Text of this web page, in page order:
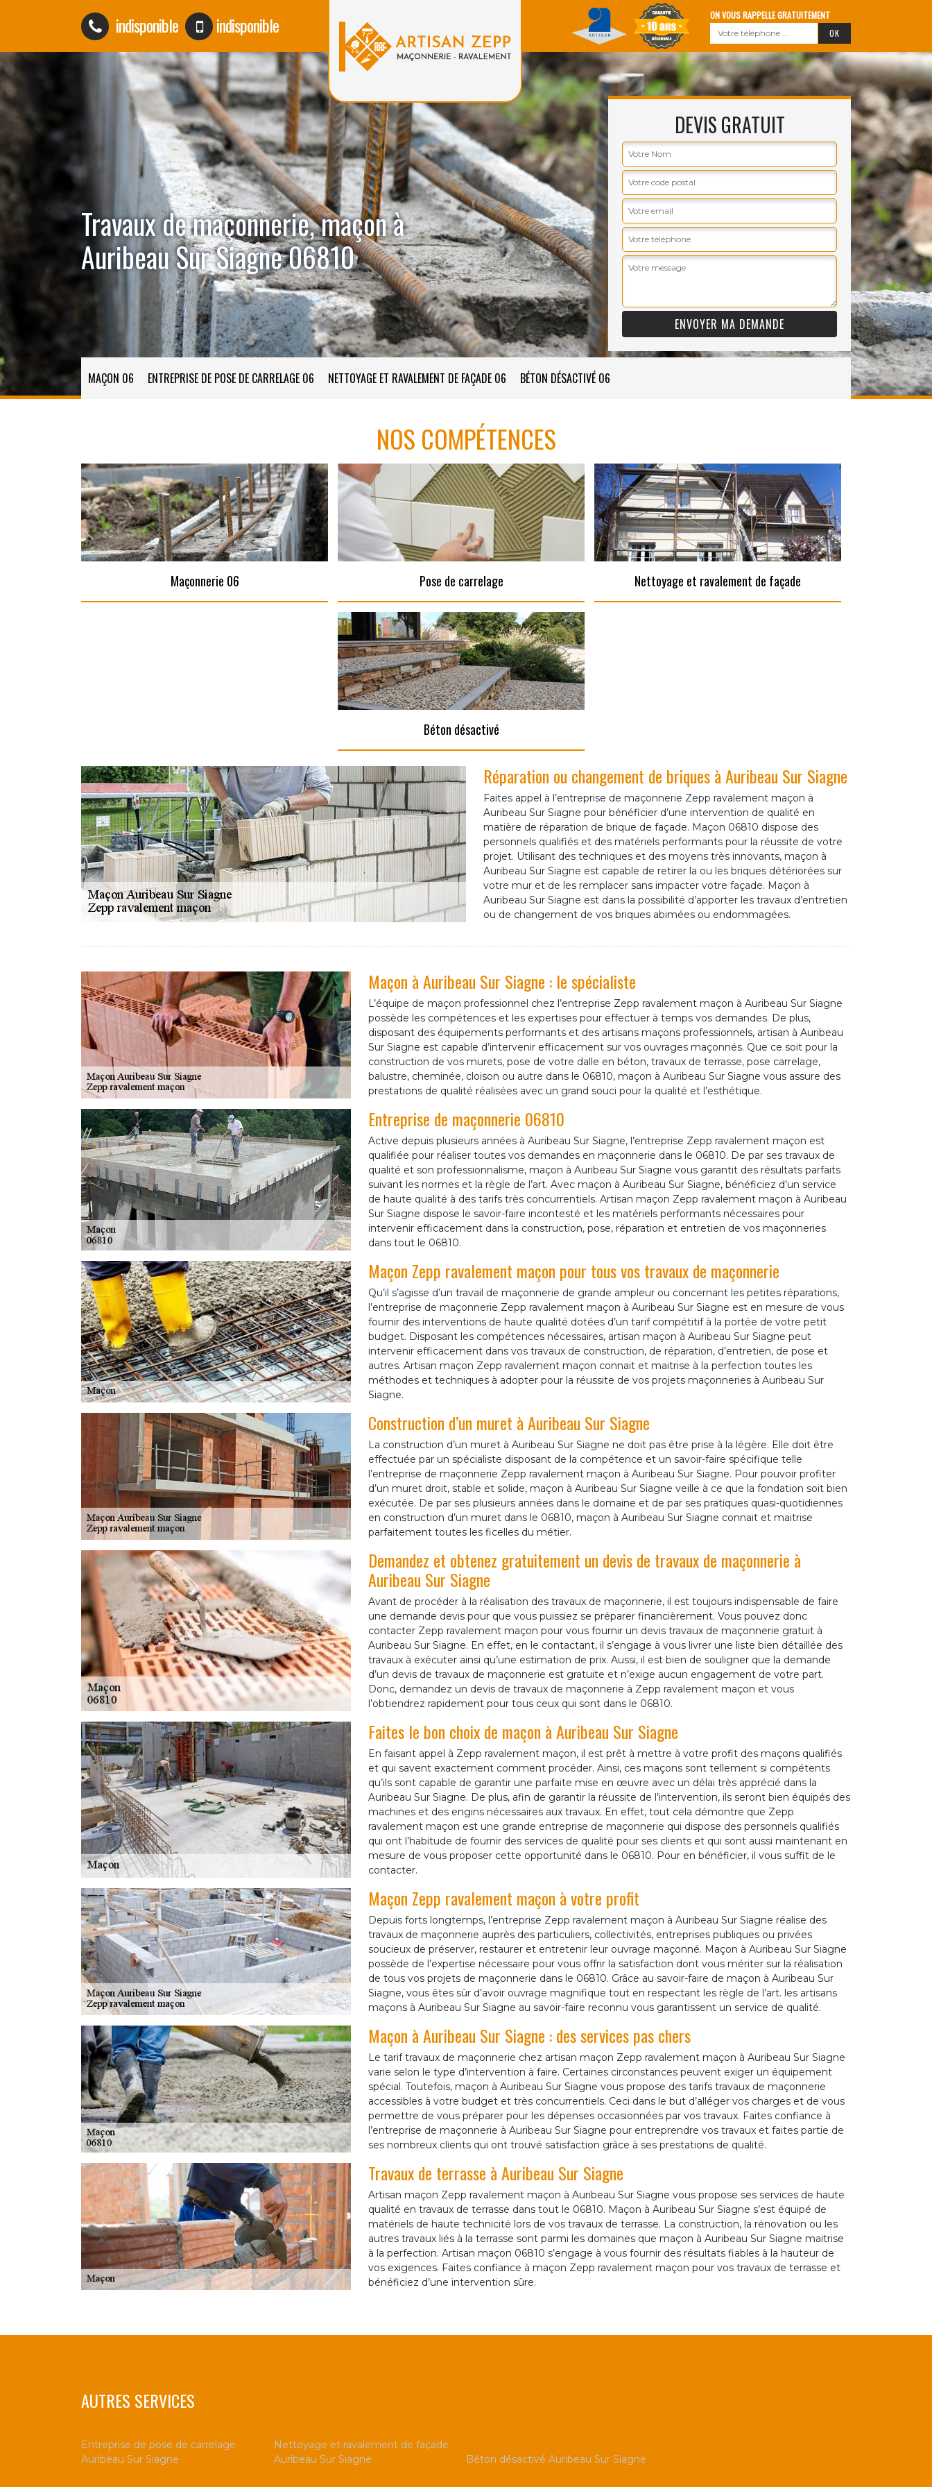
indisponible indisponible ON VOUS RAPPELLE GRATUITEMENT
Travaux de maçonnerie, maçon à
Auribeau Sur Siagne 06810
DEVIS GRATUIT
MAÇON 06 ENTREPRISE DE POSE DE CARRELAGE 06 NETTOYAGE ET RAVALEMENT DE FAÇADE 06 BÉTON DÉSACTIVÉ 06
NOS COMPÉTENCES
Maçonnerie 06 Pose de carrelage Nettoyage et ravalement de façade
Béton désactivé
Réparation ou changement de briques à Auribeau Sur Siagne
Faites appel à l’entreprise de maçonnerie Zepp ravalement maçon à
Auribeau Sur Siagne pour bénéficier d’une intervention de qualité en
matière de réparation de brique de façade. Maçon 06810 dispose des
personnels qualifiés et des matériels performants pour la réussite de votre
projet. Utilisant des techniques et des moyens très innovants, maçon à
Auribeau Sur Siagne est capable de retirer la ou les briques détériorées sur
votre mur et de les remplacer sans impacter votre façade. Maçon à
Auribeau Sur Siagne est dans la possibilité d’apporter les travaux d’entretien
ou de changement de vos briques abimées ou endommagées.
Maçon à Auribeau Sur Siagne : le spécialiste
L’équipe de maçon professionnel chez l’entreprise Zepp ravalement maçon à Auribeau Sur Siagne
possède les compétences et les expertises pour effectuer à temps vos demandes. De plus,
disposant des équipements performants et des artisans maçons professionnels, artisan à Auribeau
Sur Siagne est capable d’intervenir efficacement sur vos ouvrages maçonnés. Que ce soit pour la
construction de vos murets, pose de votre dalle en béton, travaux de terrasse, pose carrelage,
balustre, cheminée, cloison ou autre dans le 06810, maçon à Auribeau Sur Siagne vous assure des
prestations de qualité réalisées avec un grand souci pour la qualité et l’esthétique.
Entreprise de maçonnerie 06810
Active depuis plusieurs années à Auribeau Sur Siagne, l’entreprise Zepp ravalement maçon est
qualifiée pour réaliser toutes vos demandes en maçonnerie dans le 06810. De par ses travaux de
qualité et son professionnalisme, maçon à Auribeau Sur Siagne vous garantit des résultats parfaits
suivant les normes et la règle de l’art. Avec maçon à Auribeau Sur Siagne, bénéficiez d’un service
de haute qualité à des tarifs très concurrentiels. Artisan maçon Zepp ravalement maçon à Auribeau
Sur Siagne dispose le savoir-faire incontesté et les matériels performants nécessaires pour
intervenir efficacement dans la construction, pose, réparation et entretien de vos maçonneries
dans tout le 06810.
Maçon Zepp ravalement maçon pour tous vos travaux de maçonnerie
Qu’il s’agisse d’un travail de maçonnerie de grande ampleur ou concernant les petites réparations,
l’entreprise de maçonnerie Zepp ravalement maçon à Auribeau Sur Siagne est en mesure de vous
fournir des interventions de haute qualité dotées d’un tarif compétitif à la portée de votre petit
budget. Disposant les compétences nécessaires, artisan maçon à Auribeau Sur Siagne peut
intervenir efficacement dans vos travaux de construction, de réparation, d’entretien, de pose et
autres. Artisan maçon Zepp ravalement maçon connait et maitrise à la perfection toutes les
méthodes et techniques à adopter pour la réussite de vos projets maçonneries à Auribeau Sur
Siagne.
Construction d’un muret à Auribeau Sur Siagne
La construction d’un muret à Auribeau Sur Siagne ne doit pas être prise à la légère. Elle doit être
effectuée par un spécialiste disposant de la compétence et un savoir-faire spécifique telle
l’entreprise de maçonnerie Zepp ravalement maçon à Auribeau Sur Siagne. Pour pouvoir profiter
d’un muret droit, stable et solide, maçon à Auribeau Sur Siagne veille à ce que la fondation soit bien
exécutée. De par ses plusieurs années dans le domaine et de par ses pratiques quasi-quotidiennes
en construction d’un muret dans le 06810, maçon à Auribeau Sur Siagne connait et maitrise
parfaitement toutes les ficelles du métier.
Demandez et obtenez gratuitement un devis de travaux de maçonnerie à
Auribeau Sur Siagne
Avant de procéder à la réalisation des travaux de maçonnerie, il est toujours indispensable de faire
une demande devis pour que vous puissiez se préparer financièrement. Vous pouvez donc
contacter Zepp ravalement maçon pour vous fournir un devis travaux de maçonnerie gratuit à
Auribeau Sur Siagne. En effet, en le contactant, il s’engage à vous livrer une liste bien détaillée des
travaux à exécuter ainsi qu’une estimation de prix. Aussi, il est bien de souligner que la demande
d’un devis de travaux de maçonnerie est gratuite et n’exige aucun engagement de votre part.
Donc, demandez un devis de travaux de maçonnerie à Zepp ravalement maçon et vous
l’obtiendrez rapidement pour tous ceux qui sont dans le 06810.
Faites le bon choix de maçon à Auribeau Sur Siagne
En faisant appel à Zepp ravalement maçon, il est prêt à mettre à votre profit des maçons qualifiés
et qui savent exactement comment procéder. Ainsi, ces maçons sont tellement si compétents
qu’ils sont capable de garantir une parfaite mise en œuvre avec un délai très apprécié dans la
Auribeau Sur Siagne. De plus, afin de garantir la réussite de l’intervention, ils seront bien équipés des
machines et des engins nécessaires aux travaux. En effet, tout cela démontre que Zepp
ravalement maçon est une grande entreprise de maçonnerie qui dispose des personnels qualifiés
qui ont l’habitude de fournir des services de qualité pour ses clients et qui sont aussi maintenant en
mesure de vous proposer cette opportunité dans le 06810. Pour en bénéficier, il vous suffit de le
contacter.
Maçon Zepp ravalement maçon à votre profit
Depuis forts longtemps, l’entreprise Zepp ravalement maçon à Auribeau Sur Siagne réalise des
travaux de maçonnerie auprès des particuliers, collectivités, entreprises publiques ou privées
soucieux de préserver, restaurer et entretenir leur ouvrage maçonné. Maçon à Auribeau Sur Siagne
possède de l’expertise nécessaire pour vous offrir la satisfaction dont vous mériter sur la réalisation
de tous vos projets de maçonnerie dans le 06810. Grâce au savoir-faire de maçon à Auribeau Sur
Siagne, vous êtes sûr d’avoir ouvrage magnifique tout en respectant les règle de l’art. les artisans
maçons à Auribeau Sur Siagne au savoir-faire reconnu vous garantissent un service de qualité.
Maçon à Auribeau Sur Siagne : des services pas chers
Le tarif travaux de maçonnerie chez artisan maçon Zepp ravalement maçon à Auribeau Sur Siagne
varie selon le type d’intervention à faire. Certaines circonstances peuvent exiger un équipement
spécial. Toutefois, maçon à Auribeau Sur Siagne vous propose des tarifs travaux de maçonnerie
accessibles à votre budget et très concurrentiels. Ceci dans le but d’alléger vos charges et de vous
permettre de vous préparer pour les dépenses occasionnées par vos travaux. Faites confiance à
l’entreprise de maçonnerie à Auribeau Sur Siagne pour entreprendre vos travaux et faites partie de
ses nombreux clients qui ont trouvé satisfaction grâce à ses prestations de qualité.
Travaux de terrasse à Auribeau Sur Siagne
Artisan maçon Zepp ravalement maçon à Auribeau Sur Siagne vous propose ses services de haute
qualité en travaux de terrasse dans tout le 06810. Maçon à Auribeau Sur Siagne s’est équipé de
matériels de haute technicité lors de vos travaux de terrasse. La construction, la rénovation ou les
autres travaux liés à la terrasse sont parmi les domaines que maçon à Auribeau Sur Siagne maitrise
à la perfection. Artisan maçon 06810 s’engage à vous fournir des résultats fiables à la hauteur de
vos exigences. Faites confiance à maçon Zepp ravalement maçon pour vos travaux de terrasse et
bénéficiez d’une intervention sûre.
AUTRES SERVICES
Entreprise de pose de carrelage
Auribeau Sur Siagne
Nettoyage et ravalement de façade
Auribeau Sur Siagne
Béton désactivé Auribeau Sur Siagne